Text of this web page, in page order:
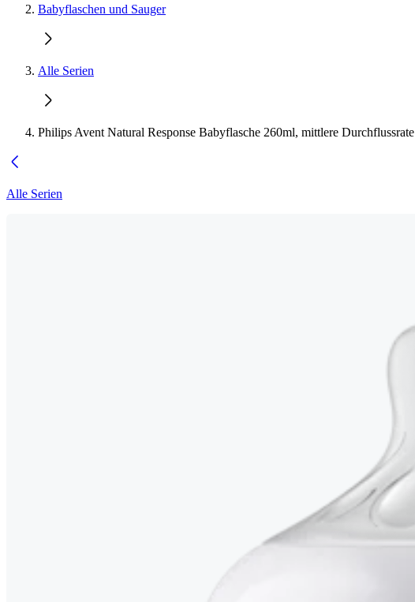
Babyflaschen und Sauger
Alle Serien
Philips Avent Natural Response Babyflasche 260ml, mittlere Durchflussrate
Alle Serien